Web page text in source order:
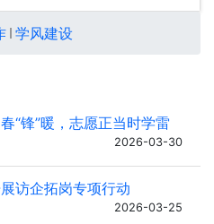
学风建设
“锋”暖，志愿正当时学雷
2026-03-30
访企拓岗专项行动
2026-03-25